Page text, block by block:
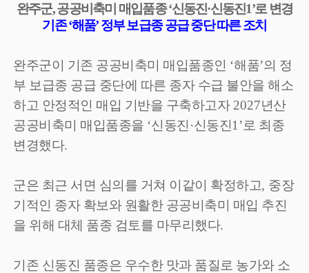
완주군,공공비축미 매입품종‘신동진·신동진1’로 변경
기존‘해품’정부 보급종 공급 중단 따른 조치
완주군이 기존 공공비축미 매입품종인 ‘해품’의 정
부 보급종 공급 중단에 따른 종자 수급 불안을 해소
하고 안정적인 매입 기반을 구축하고자 2027년산
공공비축미 매입품종을 ‘신동진 ·신동진1’로 최종
변경했다.
군은 최근 서면 심의를 거쳐 이같이 확정하고, 중장
기적인 종자 확보와 원활한 공공비축미 매입 추진
을 위해 대체 품종 검토를 마무리했다.
기존 신동진 품종은 우수한 맛과 품질로 농가와 소